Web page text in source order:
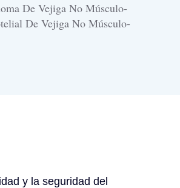
De Vejiga No Músculo-
De Vejiga No Músculo-
y la seguridad del